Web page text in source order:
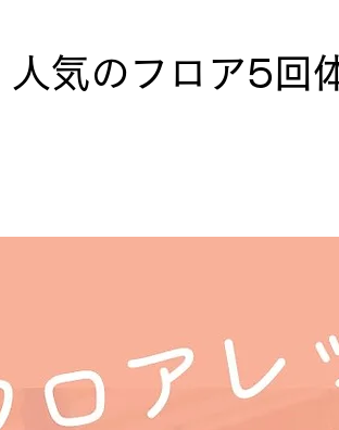
人気のフロア5回